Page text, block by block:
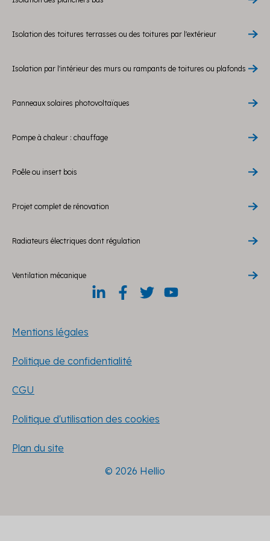
Isolation des toitures terrasses ou des toitures par l'extérieur
Isolation par l'intérieur des murs ou rampants de toitures ou plafonds
Panneaux solaires photovoltaïques
Pompe à chaleur : chauffage
Poêle ou insert bois
Projet complet de rénovation
Radiateurs électriques dont régulation
Ventilation mécanique
Mentions légales
Politique de confidentialité
CGU
Politique d'utilisation des cookies
Plan du site
© 2026 Hellio